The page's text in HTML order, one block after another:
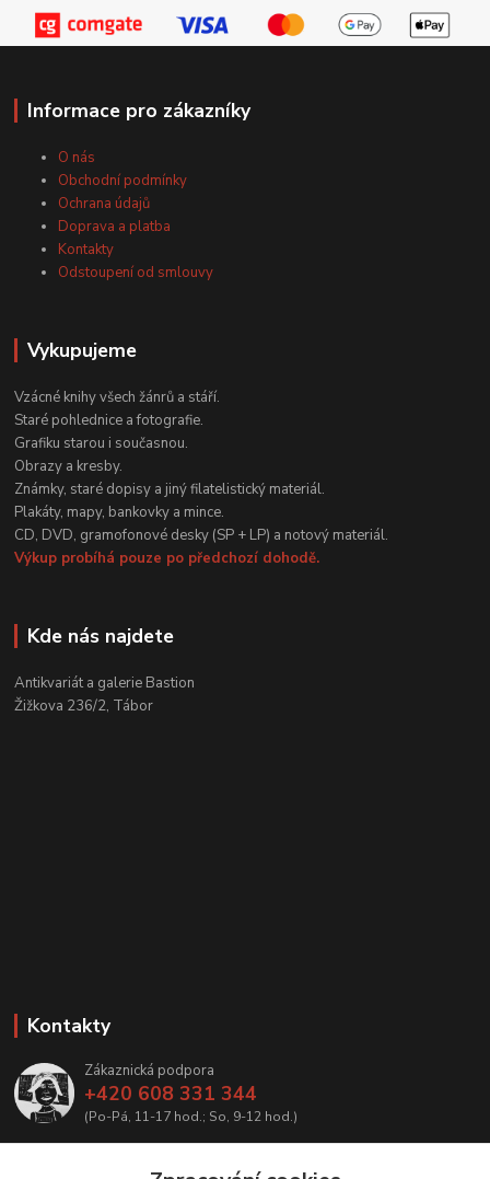
Informace pro zákazníky
O nás
Obchodní podmínky
Ochrana údajů
Doprava a platba
Kontakty
Odstoupení od smlouvy
Vykupujeme
Vzácné knihy všech žánrů a stáří.
Staré pohlednice a fotografie.
Grafiku starou i současnou.
Obrazy a kresby.
Známky, staré dopisy a jiný filatelistický materiál.
Plakáty, mapy, bankovky a mince.
CD, DVD, gramofonové desky (SP + LP) a notový materiál.
Výkup probíhá pouze po předchozí dohodě.
Kde nás najdete
Antikvariát a galerie Bastion
Žižkova 236/2, Tábor
Kontakty
Zákaznická podpora
+420 608 331 344
(Po-Pá, 11-17 hod.; So, 9-12 hod.)